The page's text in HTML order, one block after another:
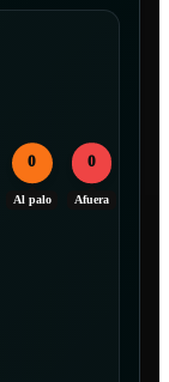
0
Al palo
0
Afuera